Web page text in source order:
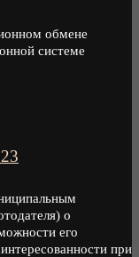
обмене
системе
о
его
при